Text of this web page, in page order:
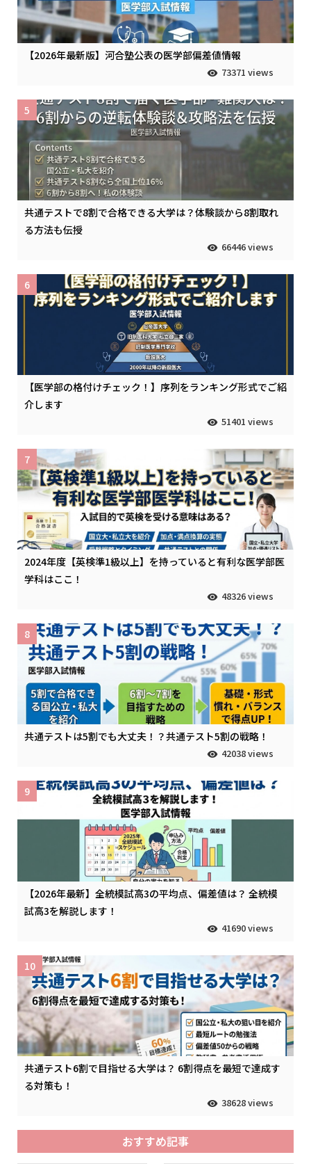
【2026年最新版】河合塾公表の医学部偏差値情報
73371 views
共通テストで8割で合格できる大学は？体験談から8割取れ
る方法も伝授
66446 views
5
【医学部の格付けチェック！】序列をランキング形式でご紹
介します
51401 views
6
2024年度【英検準1級以上】を持っていると有利な医学部医
学科はここ！
48326 views
7
共通テストは5割でも大丈夫！？共通テスト5割の戦略！
42038 views
8
【2026年最新】全統模試高3の平均点、偏差値は？ 全統模
試高3を解説します！
41690 views
9
共通テスト6割で目指せる大学は？ 6割得点を最短で達成す
る対策も！
38628 views
10
おすすめ記事